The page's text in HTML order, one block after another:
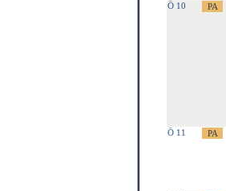
Ö 10
Ö 11